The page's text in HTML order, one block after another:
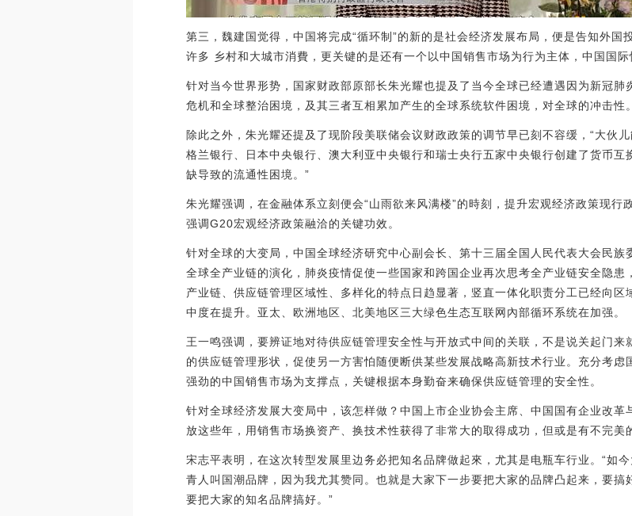
第三，魏建国觉得，中国将完成“循环制”的新的是社会经济发展布局，便是告知外
许多 乡村和大城市消費，更关键的是还有一个以中国销售市场为行为主体，中国国际
针对当今世界形势，国家财政部原部长朱光耀也提及了当今全球已经遭遇因为新冠
危机和全球整治困境，及其三者互相累加产生的全球系统软件困境，对全球的冲击性。
除此之外，朱光耀还提及了现阶段美联储会议财政政策的调节早已刻不容缓，“大伙
格兰银行、日本中央银行、澳大利亚中央银行和瑞士央行五家中央银行创建了货币
缺导致的流通性困境。”
朱光耀强调，在金融体系立刻便会“山雨欲来风满楼”的時刻，提升宏观经济政策现行
强调G20宏观经济政策融洽的关键功效。
针对全球的大变局，中国全球经济研究中心副会长、第十三届全国人民代表大会民
全球全产业链的演化，肺炎疫情促使一些国家和跨国企业再次思考全产业链安全隐
产业链、供应链管理区域性、多样化的特点日趋显著，竖直一体化职责分工已经向
中度在提升。亚太、欧洲地区、北美地区三大绿色生态互联网內部循环系统在加强。
王一鸣强调，要辨证地对待供应链管理安全性与开放式中间的关联，不是说关起门
的供应链管理形状，促使另一方害怕随便断供某些发展战略高新技术行业。充分考
强劲的中国销售市场为支撑点，关键根据本身勤奋来确保供应链管理的安全性。
针对全球经济发展大变局中，该怎样做？中国上市企业协会主席、中国国有企业改
放这些年，用销售市场换资产、换技术性获得了非常大的取得成功，但或是有不完美
宋志平表明，在这次转型发展里边务必把知名品牌做起來，尤其是电瓶车行业。“如
青人叫国潮品牌，因为我尤其赞同。也就是大家下一步要把大家的品牌凸起来，要搞
要把大家的知名品牌搞好。”